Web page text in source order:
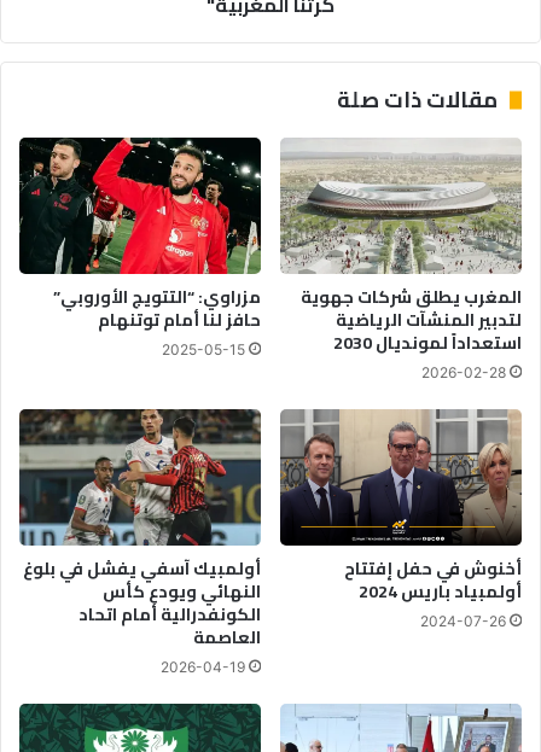
تتوالى
كرتنامقالات ذات صلة
المغرب يطلق شركات جهوية
لتدبير المنشآت الرياضية
استعداداً لمونديال 2030
2026-02-28
مزراوي: “التتويج الأوروبي”
حافز لنا أمام توتنهام
2025-05-15
أخنوش في حفل إفتتاح
أولمبياد باريس 2024
2024-07-26
أولمبيك آسفي يفشل في بلوغ
النهائي ويودع كأس
الكونفدرالية أمام اتحاد
العاصمة
2026-04-19